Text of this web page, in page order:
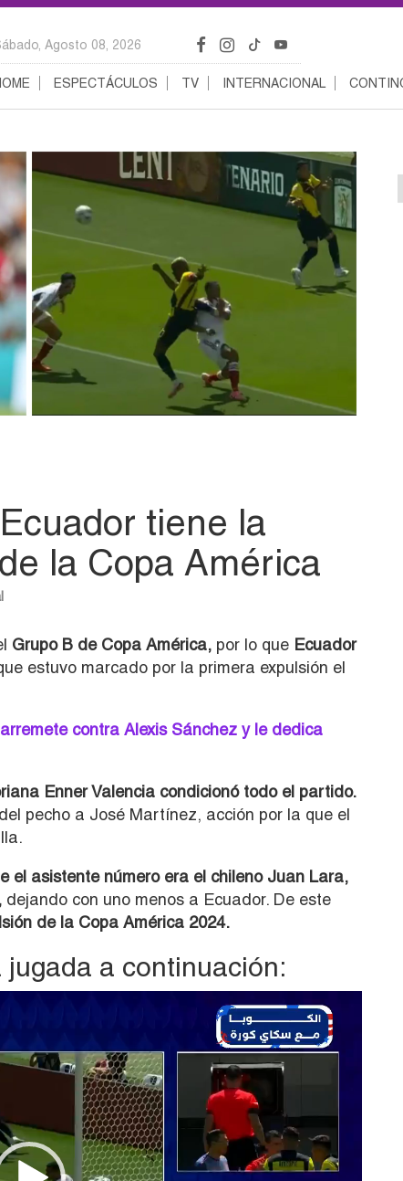
Agosto 08, 2026
ESPECTÁCULOS TV INTERNACIONAL
tiene la
la Copa América
Grupo B de Copa América, por lo que Ecuador
estuvo marcado por la primera expulsión el
contra Alexis Sánchez y le dedica
Enner Valencia condicionó todo el partido.
pecho a José Martínez, acción por la que el
el asistente número era el chileno Juan Lara,
dejando con uno menos a Ecuador. De este
de la Copa América 2024.
jugada a continuación: